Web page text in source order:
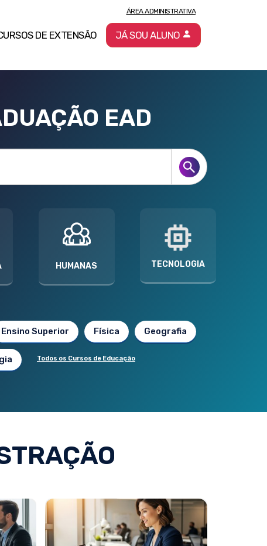
DE EXTENSÃO
ÁREA ADMINISTRATIVA
JÁ SOU ALUNO
EAD
HUMANAS TECNOLOGIA
Ensino Superior Física Geografia
Todos os Cursos de Educação